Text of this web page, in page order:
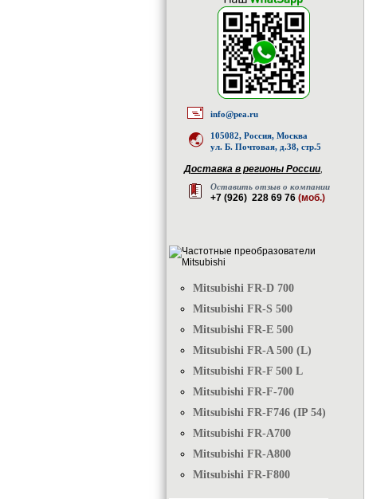
info@pea.ru
105082, Россия, Москва
ул. Б. Почтовая, д.38, стр.5
Доставка в регионы России,
Оставить отзыв о компании
+7 (926) 228 69 76 (моб.)
Mitsubishi FR-D 700
Mitsubishi FR-S 500
Mitsubishi FR-E 500
Mitsubishi FR-A 500 (L)
Mitsubishi FR-F 500 L
Mitsubishi FR-F-700
Mitsubishi FR-F746 (IP 54)
Mitsubishi FR-A700
Mitsubishi FR-A800
Mitsubishi FR-F800